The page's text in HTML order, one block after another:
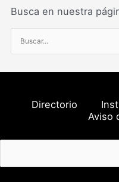
Busca en nuestra
u
s
o
:
Directorio
Aviso